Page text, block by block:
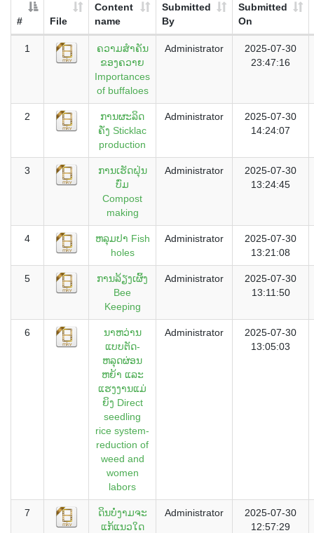
# File
Content
name
Submitted
By
Submitted
On
1
ຄວາມສໍາຄັນ
ຂອງຄວາຍ
Importances
of buffaloes
Administrator
2025-07-30
23:47:16
2
ການຜະລິດ
ຄັ່ງ Sticklac
production
Administrator
2025-07-30
14:24:07
3
ການເຮັດຝຸ່ນ
ບົ່ມ
Compost
making
Administrator
2025-07-30
13:24:45
4
ຫລຸມປາ Fish
holes
Administrator
2025-07-30
13:21:08
5
ການລ້ຽງເຜິ້ງ
Bee
Keeping
Administrator
2025-07-30
13:11:50
6
ນາຫວ່ານ
ແບບຕັດ-
ຫລຸດຜ່ອນ
ຫຍ້າ ແລະ
ແຮງງານແມ່
ຍິງ Direct
seedling
rice system-
reduction of
weed and
women
labors
Administrator
2025-07-30
13:05:03
7
ດິນບໍ່ງາມຈະ
ແກ້ແນວໃດ
Administrator
2025-07-30
12:57:29